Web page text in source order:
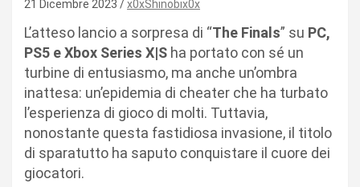
21 Dicembre 2023 x0xShinobix0x
L’atteso lancio a sorpresa di “The Finals” su PC,
PS5 e Xbox Series X|S ha portato con sé un
turbine di entusiasmo, ma anche un’ombra
inattesa: un’epidemia di cheater che ha turbato
l’esperienza di gioco di molti. Tuttavia,
nonostante questa fastidiosa invasione, il titolo
di sparatutto ha saputo conquistare il cuore dei
giocatori.